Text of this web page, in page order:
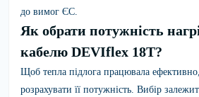
до вимог ЄС.
Як обрати потужність
кабелю DEVIflex 18T?
Щоб тепла підлога працювала
розрахувати її потужність. Вибір